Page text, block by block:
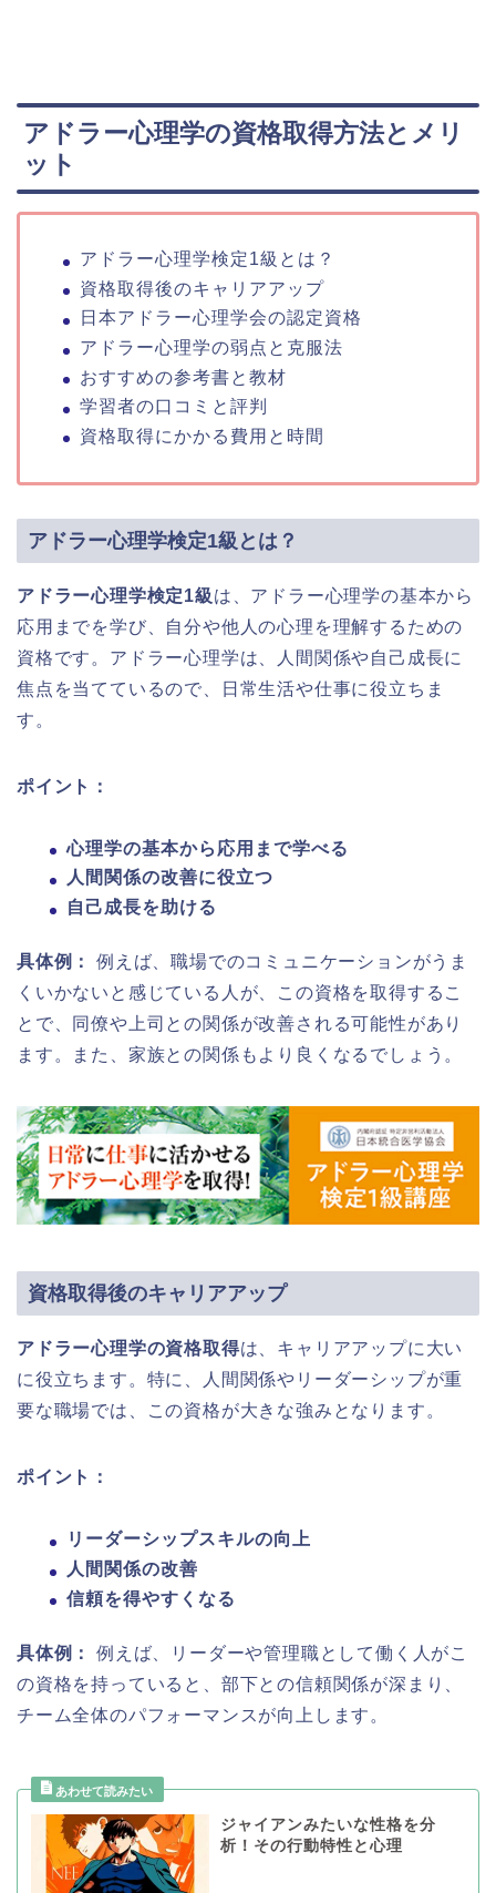
アドラー心理学の資格取得方法とメリ
ット
アドラー心理学検定1級とは？
資格取得後のキャリアアップ
日本アドラー心理学会の認定資格
アドラー心理学の弱点と克服法
おすすめの参考書と教材
学習者の口コミと評判
資格取得にかかる費用と時間
アドラー心理学検定1級とは？
アドラー心理学検定1級は、アドラー心理学の基本から
応用までを学び、自分や他人の心理を理解するための
資格です。アドラー心理学は、人間関係や自己成長に
焦点を当てているので、日常生活や仕事に役立ちま
す。
ポイント：
心理学の基本から応用まで学べる
人間関係の改善に役立つ
自己成長を助ける
具体例：
例えば、職場でのコミュニケーションがうま
くいかないと感じている人が、この資格を取得するこ
とで、同僚や上司との関係が改善される可能性があり
ます。また、家族との関係もより良くなるでしょう。
資格取得後のキャリアアップ
アドラー心理学の資格取得は、キャリアアップに大い
に役立ちます。特に、人間関係やリーダーシップが重
要な職場では、この資格が大きな強みとなります。
ポイント：
リーダーシップスキルの向上
人間関係の改善
信頼を得やすくなる
具体例：
例えば、リーダーや管理職として働く人がこ
の資格を持っていると、部下との信頼関係が深まり、
チーム全体のパフォーマンスが向上します。
ジャイアンみたいな性格を分
析！その行動特性と心理